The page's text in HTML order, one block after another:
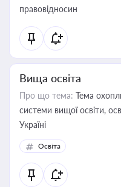
правовідносин
Вища освіта
Про що тема: Тема
системи вищої освіти,
Україні
Освіта